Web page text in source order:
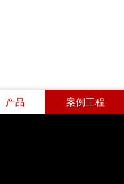
产品 案例工程